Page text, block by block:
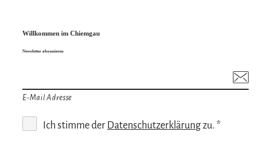
Willkommen im Chiemgau
Newsletter abonnieren
E-Mail Adresse
Ich stimme der Datenschutzerklärungzu. *